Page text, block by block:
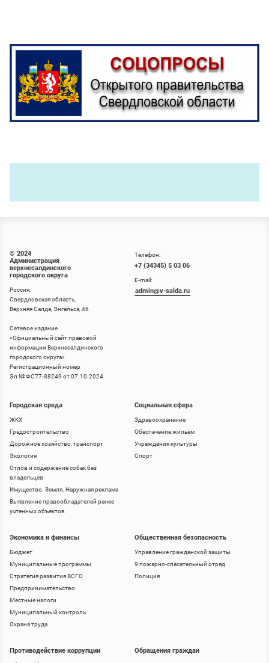
© 2024
Администрация
верхнесалдинского
городского округа
Россия,
Свердловская область,
Верхняя Салда, Энгельса, 46
Сетевое издание
«Официальный сайт правовой
информации Верхнесалдинского
городского округа»
Регистрационный номер
Эл № ФС77-88249 от 07.10.2024
Городская среда
ЖКХ
Градостроительство
Дорожное хозяйство, транспорт
Экология
Отлов и содержание собак без
владельцев
Имущество. Земля. Наружная реклама
Выявление правообладателей ранее
учтенных объектов
Социальная сфера
Здравоохранение
Обеспечение жильем
Учреждения культуры
Спорт
Телефон:
+7 (34345) 5 03 06
E-mail:
admin@v-salda.ru
Экономика и финансы
Бюджет
Муниципальные программы
Стратегия развития ВСГО
Предпринимательство
Местные налоги
Муниципальный контроль
Охрана труда
Общественная безопасность
Управление гражданской защиты
9 пожарно-спасательный отряд
Полиция
Противодействие коррупции Обращения граждан